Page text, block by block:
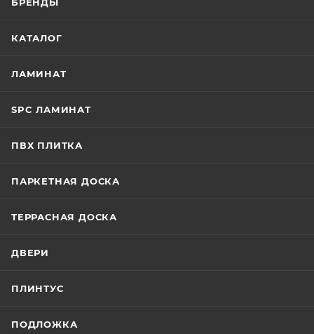
КАТАЛОГ
ЛАМИНАТ
SPC ЛАМИНАТ
ПВХ ПЛИТКА
ПАРКЕТНАЯ ДОСКА
ТЕРРАСНАЯ ДОСКА
ДВЕРИ
ПЛИНТУС
ПОДЛОЖКА